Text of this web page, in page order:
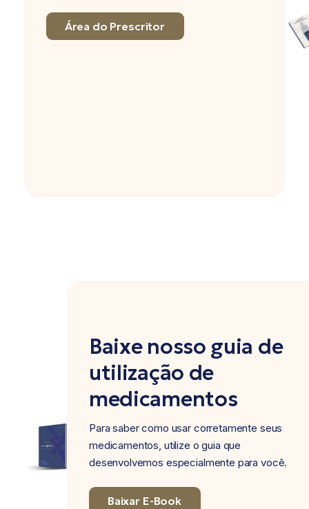
Área do Prescritor
Baixe nosso guia de
utilização de
medicamentos
Para saber como usar corretamente seus
medicamentos, utilize o guia que
desenvolvemos especialmente para você.
Baixar E-Book